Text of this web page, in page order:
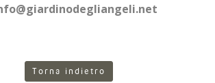
Torna indietro